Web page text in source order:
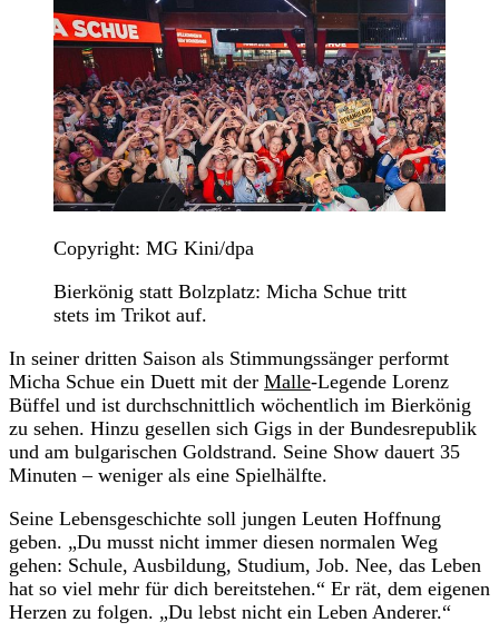
Copyright: MG Kini/dpa
Bierkönig statt Bolzplatz: Micha Schue tritt
stets im Trikot auf.
In seiner dritten Saison als Stimmungssänger performt
Micha Schue ein Duett mit der Malle-Legende Lorenz
Büffel und ist durchschnittlich wöchentlich im Bierkönig
zu sehen. Hinzu gesellen sich Gigs in der Bundesrepublik
und am bulgarischen Goldstrand. Seine Show dauert 35
Minuten – weniger als eine Spielhälfte.
Seine Lebensgeschichte soll jungen Leuten Hoffnung
geben. „Du musst nicht immer diesen normalen Weg
gehen: Schule, Ausbildung, Studium, Job. Nee, das Leben
hat so viel mehr für dich bereitstehen.“ Er rät, dem eigenen
Herzen zu folgen. „Du lebst nicht ein Leben Anderer.“